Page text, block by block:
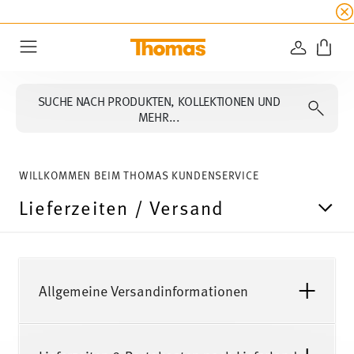
Bis
SUCHE NACH PRODUKTEN, KOLLEKTIONEN UND
MEHR...
WILLKOMMEN BEIM THOMAS KUNDENSERVICE
Lieferzeiten / Versand
Allgemeine Versandinformationen
Kostenloser Versand ab 69,90 €